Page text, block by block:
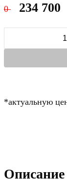
0 234 700
*актуальную
Описание